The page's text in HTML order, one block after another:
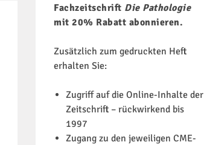
Fachzeitschrift Die Pathologie
mit 20% Rabatt abonnieren.
Zusätzlich zum gedruckten Heft
erhalten Sie:
Zugriff auf die Online-Inhalte der
Zeitschrift – rückwirkend bis
1997
Zugang zu den jeweiligen CME-